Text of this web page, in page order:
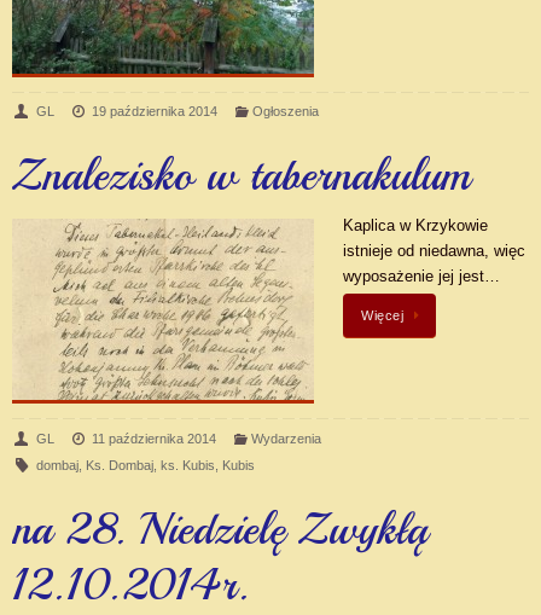
GL 19 października 2014 Ogłoszenia
Znalezisko w tabernakulum
Kaplica w Krzykowie
istnieje od niedawna, więc
wyposażenie jej jest…
Więcej
GL 11 października 2014
Wydarzenia
dombaj, Ks. Dombaj, ks. Kubis Kubis
na 28. Niedzielę Zwykłą
12.10.2014r.